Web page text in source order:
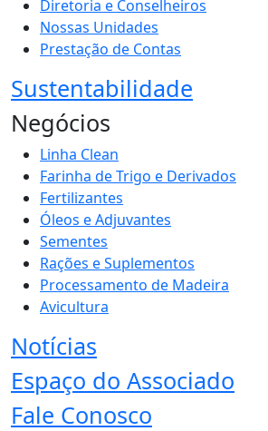
Diretoria e Conselheiros
Nossas Unidades
Prestação de Contas
Sustentabilidade
Negócios
Linha Clean
Farinha de Trigo e Derivados
Fertilizantes
Óleos e Adjuvantes
Sementes
Rações e Suplementos
Processamento de Madeira
Avicultura
Notícias
Espaço do Associado
Fale Conosco